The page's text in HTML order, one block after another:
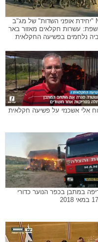
ND "יחידת אופני השדות" של מג"ב
עשרות חקלאים מאזור באר
נלחמים בפשיעה החקלאית
אלי אשכנזי על פשיעה חקלאית
במתבן בכפר הנוער כדורי